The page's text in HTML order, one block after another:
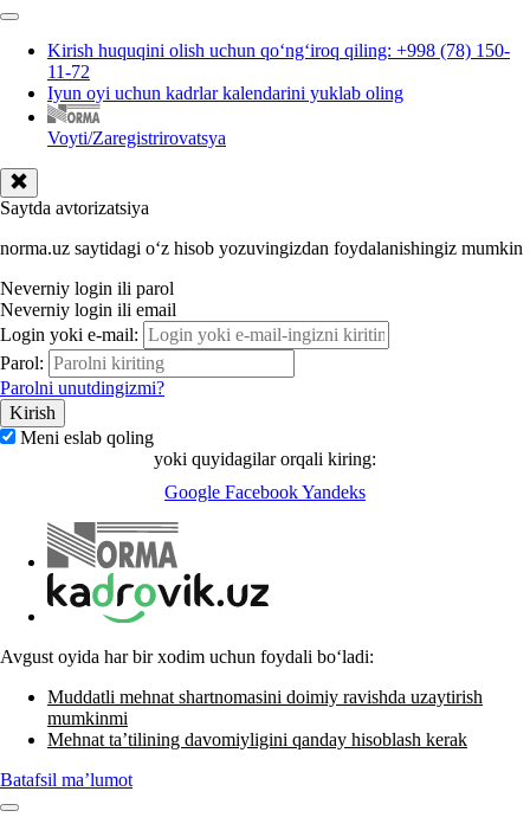
Kirish huquqini olish uchun qoʻngʻiroq qiling: +998 (78) 150-
11-72
Iyun oyi uchun kadrlar kalendarini yuklab oling
Voyti/Zaregistrirovatsya
Saytda avtorizatsiya
norma.uz saytidagi oʻz hisob yozuvingizdan foydalanishingiz mumkin
Neverniy login ili parol
Neverniy login ili email
Login yoki e-mail:
Parol:
Parolni unutdingizmi?
Meni eslab qoling
yoki quyidagilar orqali kiring:
Google FacebookYandeks
Avgust oyida har bir хodim uchun foydali boʻladi:
Muddatli mehnat shartnomasini doimiy ravishda uzaytirish
mumkinmi
Mehnat ta’tilining davomiyligini qanday hisoblash kerak
Batafsil ma’lumot